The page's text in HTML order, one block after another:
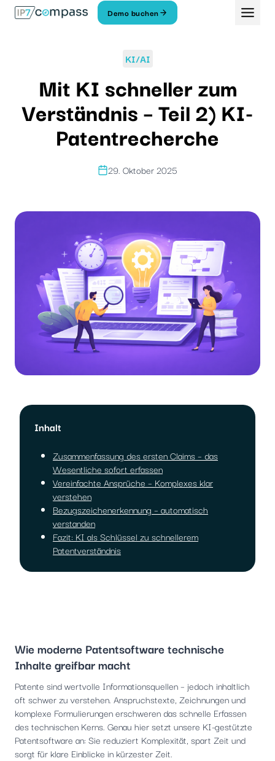
Zum
Inhalt
Demo buchen
KI/AI
Mit KI schneller zum
Verständnis – Teil 2) KI-
Patentrecherche
29. Oktober 2025
Inhalt
Zusammenfassung des ersten Claims – das
Wesentliche sofort erfassen
Vereinfachte Ansprüche – Komplexes klar
verstehen
Bezugszeichenerkennung – automatisch
verstanden
Fazit: KI als Schlüssel zu schnellerem
Patentverständnis
Wie moderne Patentsoftware technische
Inhalte greifbar macht
Patente sind wertvolle Informationsquellen – jedoch inhaltlich
oft schwer zu verstehen. Anspruchstexte, Zeichnungen und
komplexe Formulierungen erschweren das schnelle Erfassen
des technischen Kerns. Genau hier setzt unsere KI-gestützte
Patentsoftware an: Sie reduziert Komplexität, spart Zeit und
sorgt für klare Einblicke in kürzester Zeit.